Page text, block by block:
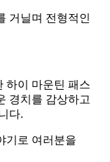
거닐며 전형적인
하이 마운틴 패스
경치를 감상하고
다.
기로 여러분을